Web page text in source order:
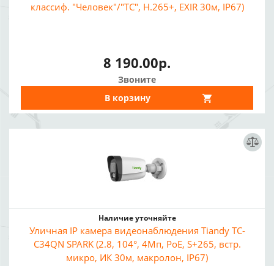
классиф. "Человек"/"ТС", H.265+, EXIR 30м, IP67)
8 190.00р.
Звоните
В корзину
Наличие уточняйте
Уличная IP камера видеонаблюдения Tiandy TC-
C34QN SPARK (2.8, 104°, 4Мп, PoE, S+265, встр.
микро, ИК 30м, макролон, IP67)